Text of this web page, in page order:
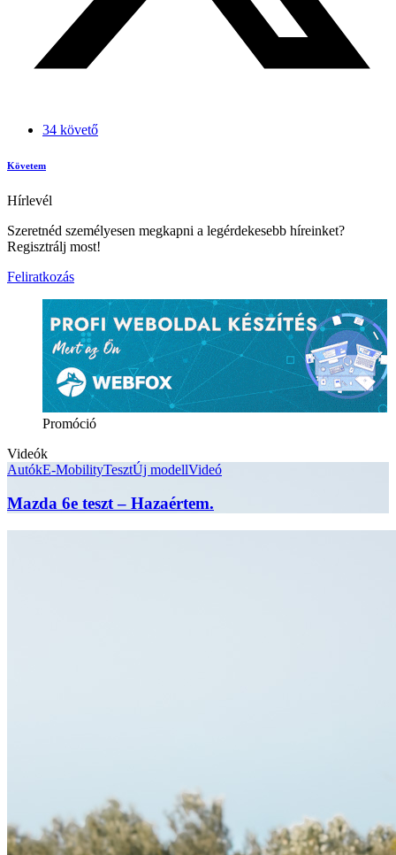
34 követő
Követem
Hírlevél
Szeretnéd személyesen megkapni a legérdekesebb híreinket?
Regisztrálj most!
Feliratkozás
Promóció
Videók
AutókE-MobilityTesztÚj modellVideó
Mazda 6e teszt – Hazaértem.